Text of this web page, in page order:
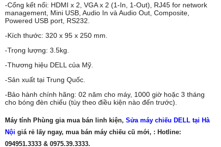
-Cổng kết nối: HDMI x 2, VGA x 2 (1-In, 1-Out), RJ45 for network
management, Mini USB, Audio In và Audio Out, Composite,
Powered USB port, RS232.
-Kích thước: 320 x 95 x 250 mm.
-Trọng lượng: 3.5kg.
-Thương hiệu DELL của Mỹ.
-Sản xuất tại Trung Quốc.
-Bảo hành chính hãng: 02 năm cho máy, 1000 giờ hoặc 3 tháng
cho bóng đèn chiếu (tùy theo điều kiện nào đến trước).
Máy tính Phùng gia mua bán linh kiện, Sửa máy chiếu DELL tại Hà
Nội giá rẻ lấy ngay, mua bán máy chiếu cũ mới, : Hotline:
094951.3333 & 0975.39.3333.